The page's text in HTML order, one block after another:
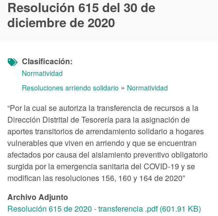
Resolución 615 del 30 de
diciembre de 2020
Clasificación
Normatividad
Resoluciones arriendo solidario » Normatividad
“Por la cual se autoriza la transferencia de recursos a la
Dirección Distrital de Tesorería para la asignación de
aportes transitorios de arrendamiento solidario a hogares
vulnerables que viven en arriendo y que se encuentran
afectados por causa del aislamiento preventivo obligatorio
surgida por la emergencia sanitaria del COVID-19 y se
modifican las resoluciones 156, 160 y 164 de 2020”
Archivo Adjunto
Resolución 615 de 2020 - transferencia .pdf (601.91 KB)